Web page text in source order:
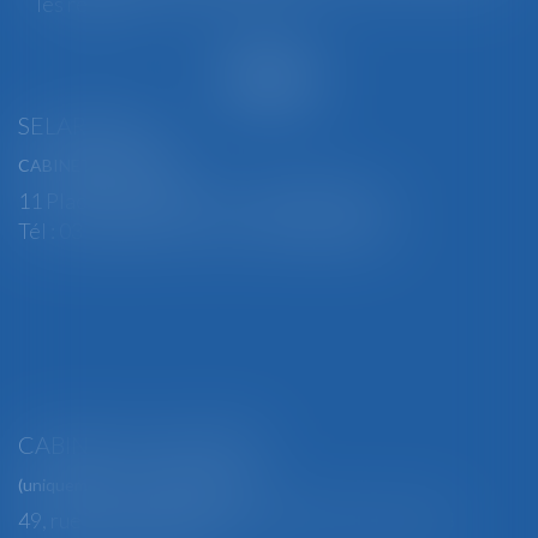
SELARL BGBJ
CABINET PRINCIPAL
11 Place Edmond Henry - 88000 ÉPINAL
Tél : 03 29 82 29 04 - Fax : 03 29 64 06 84
CABINET SECONDAIRE
(uniquement sur rendez-vous)
49, rue Thiers - 88100 SAINT-DIÉ DES VOSGES